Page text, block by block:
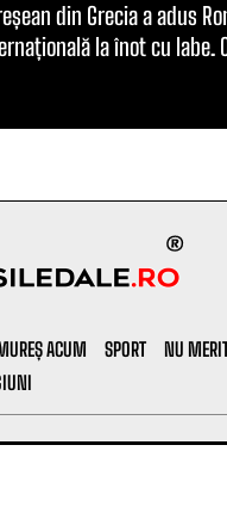
din Grecia a adus
la înot cu labe.
ACUM SPORT
NU